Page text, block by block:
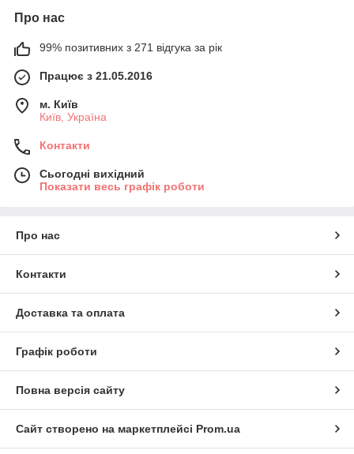
Про нас
99% позитивних з 271 відгука за рік
Працює з 21.05.2016
м. Київ
Київ, Україна
Контакти
Сьогодні вихідний
Показати весь графік роботи
Про нас
Контакти
Доставка та оплата
Графік роботи
Повна версія сайту
Сайт створено на маркетплейсі Prom.ua